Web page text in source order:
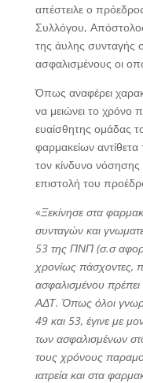
απέστειλε ο
Συλλόγου,
της άυλης συνταγής
ασφαλισμένους οι
Όπως αναφέρει
να μειώνει το χρόνο
ευαίσθητης ομάδας
φαρμακείων αντίθετα
τον κίνδυνο
επιστολή του
«Ξεκίνησε στα
συνταγών και
53 της ΠΝΠ (σ.σ
χρονίως πάσχοντες,
ασφαλισμένου
ΑΔΤ. Όπως όλοι
49 και 53, έγινε με
των ασφαλισμένων
τους χρόνους
ιατρεία και στα